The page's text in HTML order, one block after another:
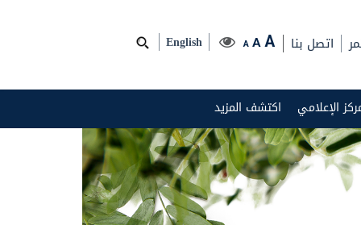
English A A A اتصل بنا
الإعلامي اكتشف المزيد